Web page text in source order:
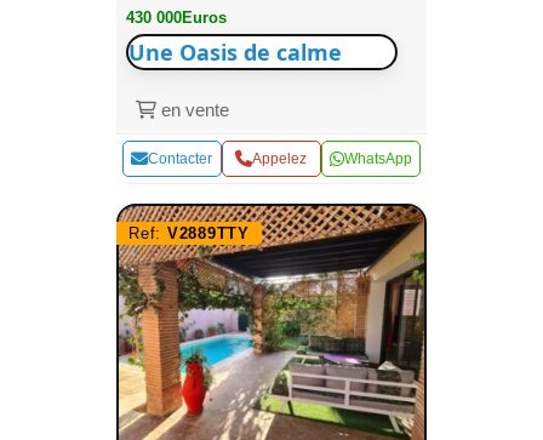
430 000Euros
Une Oasis de calme
en vente
Contacter Appelez WhatsApp
Ref: V2889TTY